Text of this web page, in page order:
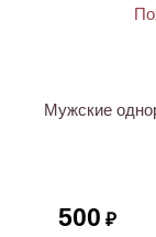
Мужские
500 ₽